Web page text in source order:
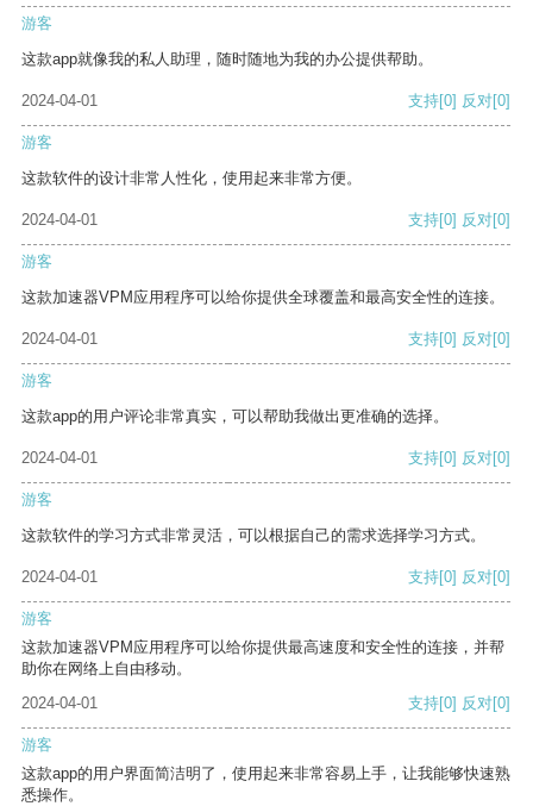
游客
这款app就像我的私人助理，随时随地为我的办公提供帮助。
2024-04-01 支持[0] 反对[0]
游客
这款软件的设计非常人性化，使用起来非常方便。
2024-04-01 支持[0] 反对[0]
游客
这款加速器VPM应用程序可以给你提供全球覆盖和最高安全性的连接。
2024-04-01 支持[0] 反对[0]
游客
这款app的用户评论非常真实，可以帮助我做出更准确的选择。
2024-04-01 支持[0] 反对[0]
游客
这款软件的学习方式非常灵活，可以根据自己的需求选择学习方式。
2024-04-01 支持[0] 反对[0]
游客
这款加速器VPM应用程序可以给你提供最高速度和安全性的连接，并帮
助你在网络上自由移动。
2024-04-01
支持[0] 反对[0]
游客
这款app的用户界面简洁明了，使用起来非常容易上手，让我能够快速熟
悉操作。